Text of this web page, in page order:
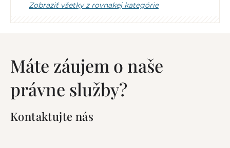
Zobraziť všetky z rovnakej kategórie
Máte záujem o naše
právne služby?
Kontaktujte nás